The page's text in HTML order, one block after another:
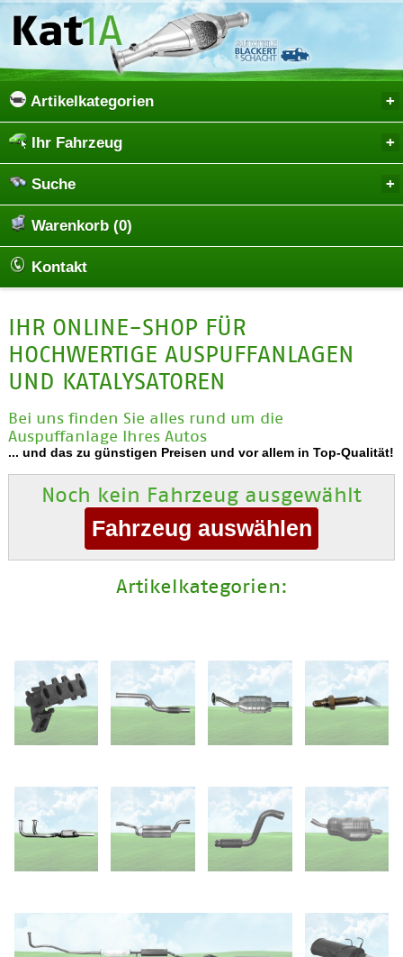
Artikelkategorien
Ihr Fahrzeug
Suche
Warenkorb (0)
Kontakt
IHR ONLINE-SHOP FÜR
HOCHWERTIGE AUSPUFFANLAGEN
UND KATALYSATOREN
Bei uns finden Sie alles rund um die
Auspuffanlage Ihres Autos
... und das zu günstigen Preisen und vor allem in Top-Qualität!
Noch kein Fahrzeug ausgewählt
Artikelkategorien: